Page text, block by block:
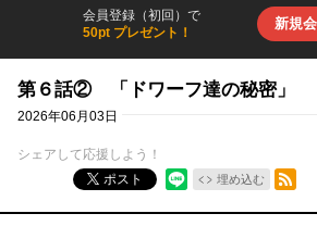
会員登録（初回）で
50pt プレゼント！
新規
第６話② 「ドワーフ達の秘密」
2026年06月03日
シェアして応援しよう！
ポスト
埋め込む
RSSフィード